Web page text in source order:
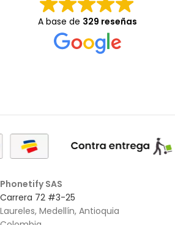
A base de 329 reseñas
Phonetify SAS
Carrera 72 #3-25
Laureles, Medellín, Antioquia